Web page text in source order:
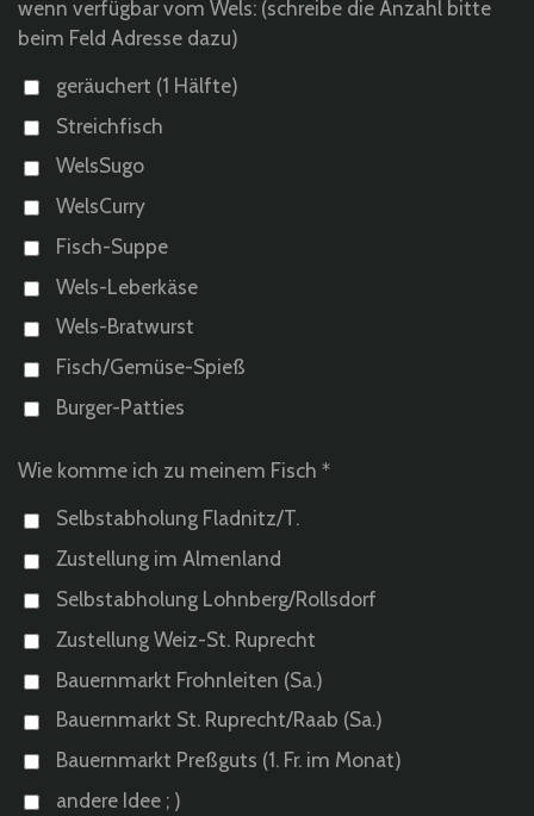
wenn verfügbar vom Wels: (schreibe die Anzahl bitte
beim Feld Adresse dazu)
geräuchert (1 Hälfte)
Streichfisch
WelsSugo
WelsCurry
Fisch-Suppe
Wels-Leberkäse
Wels-Bratwurst
Fisch/Gemüse-Spieß
Burger-Patties
Wie komme ich zu meinem Fisch *
Selbstabholung Fladnitz/T.
Zustellung im Almenland
Selbstabholung Lohnberg/Rollsdorf
Zustellung Weiz-St. Ruprecht
Bauernmarkt Frohnleiten (Sa.)
Bauernmarkt St. Ruprecht/Raab (Sa.)
Bauernmarkt Preßguts (1. Fr. im Monat)
andere Idee ; )